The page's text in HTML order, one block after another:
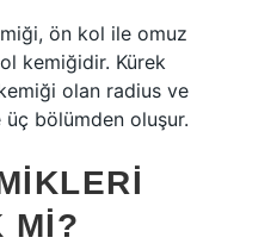
ön kol ile omuz
kemiğidir. Kürek
olan radius ve
bölümden oluşur.
MI?